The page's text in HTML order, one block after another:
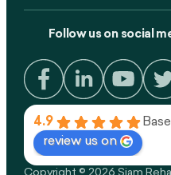
Follow us on social
4.9
review us on